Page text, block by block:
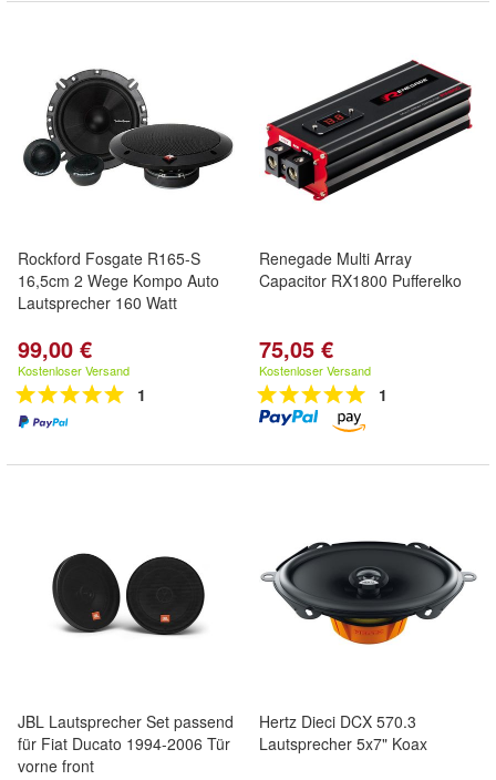
Rockford Fosgate R165-S
16,5cm 2 Wege Kompo Auto
Lautsprecher 160 Watt
99,00 €
Kostenloser Versand
1
Renegade Multi Array
Capacitor RX1800 Pufferelko
75,05 €
Kostenloser Versand
1
JBL Lautsprecher Set passend
für Fiat Ducato 1994-2006 Tür
vorne front
Hertz Dieci DCX 570.3
Lautsprecher 5x7" Koax